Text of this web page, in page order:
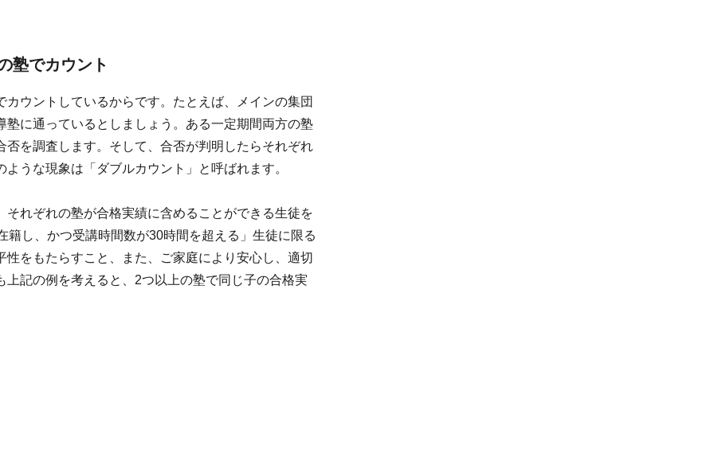
塾でカウント
ウントしているからです。たとえば、メインの集団
に通っているとしましょう。ある一定期間両方の塾
を調査します。そして、合否が判明したらそれぞれ
うな現象は「ダブルカウント」と呼ばれます。
れぞれの塾が合格実績に含めることができる生徒を
し、かつ受講時間数が30時間を超える」生徒に限る
をもたらすこと、また、ご家庭により安心し、適切
記の例を考えると、2つ以上の塾で同じ子の合格実